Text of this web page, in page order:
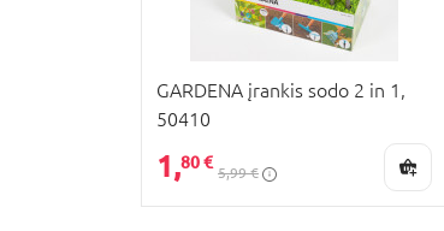
GARDENA įrankis sodo 2 in 1,
50410
1,80 €
5,99 €